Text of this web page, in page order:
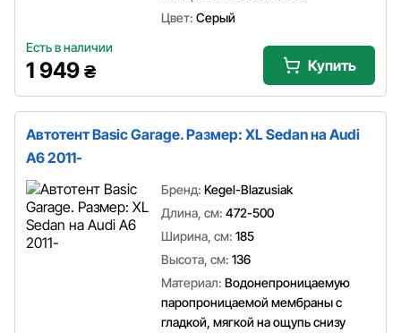
Цвет: Серый
Есть в наличии
1 949 ₴ Купить
Автотент Basic Garage. Размер: XL Sedan на Audi
A6 2011-
Бренд: Kegel-Blazusiak
Длина, см: 472-500
Ширина, см: 185
Высота, см: 136
Материал: Водонепроницаемую
паропроницаемой мембраны с
гладкой, мягкой на ощупь снизу